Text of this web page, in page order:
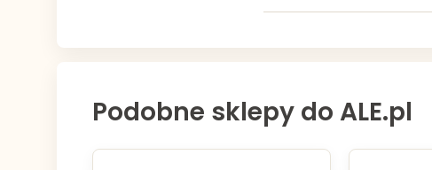
Twoich potrzeb i budżetu.
Rabatex. Użycie kodów
Podobne sklepy do ALE.pl